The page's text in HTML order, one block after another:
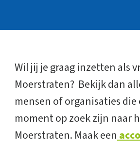
Wil jij je graag inzetten als
Moerstraten? Bekijk dan
mensen of organisaties
moment op zoek zijn naar
Moerstraten. Maak een